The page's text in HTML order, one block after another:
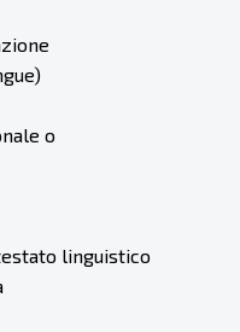
o
linguistico